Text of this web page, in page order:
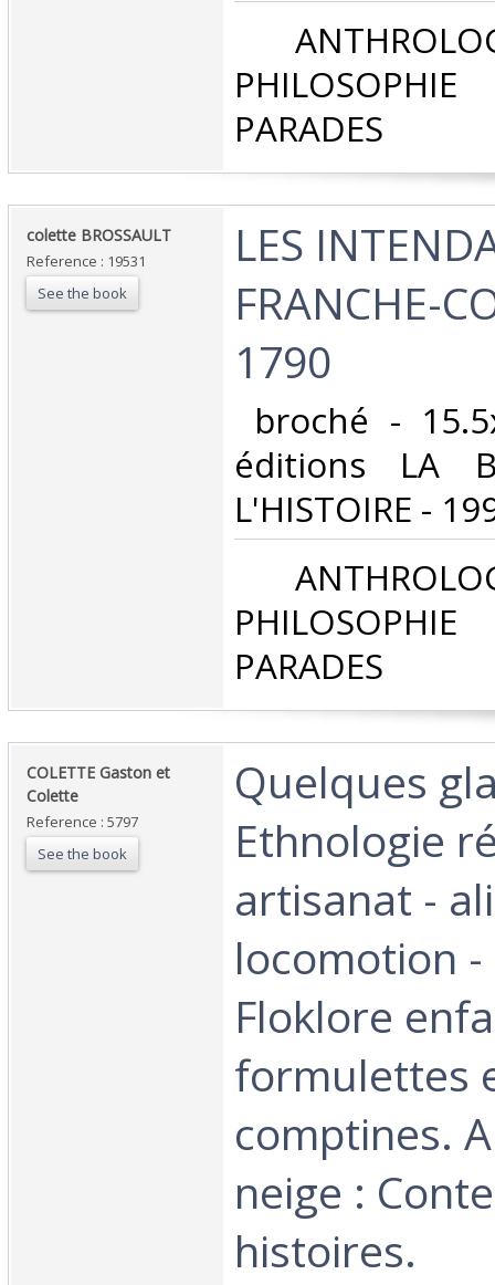
PHILOSOPHIE
PARADES‎
‎colette BROSSAULT‎
Reference : 19531
See the book
‎LES
FRANCHE-
1790‎
broché -
éditions LA
L'HISTOIRE -
PHILOSOPHIE
PARADES‎
‎COLETTE Gaston et
Colette‎
Reference : 5797
See the book
‎Quelques
Ethnologie
artisanat -
locomotion
Floklore
formulettes
comptines.
neige :
histoires.‎